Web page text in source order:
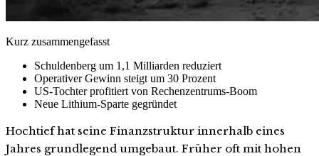
Kurz zusammengefasst
Schuldenberg um 1,1 Milliarden reduziert
Operativer Gewinn steigt um 30 Prozent
US-Tochter profitiert von Rechenzentrums-Boom
Neue Lithium-Sparte gegründet
Hochtief hat seine Finanzstruktur innerhalb eines
Jahres grundlegend umgebaut. Früher oft mit hohen